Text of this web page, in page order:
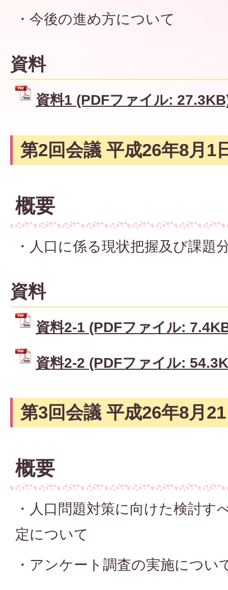
・今後の進め方について
資料
資料1 (PDFファイル:
第2回会議 平成26年8月1
概要
・人口に係る現状把握及び課題
資料
資料2-1 (PDFファイル:
資料2-2 (PDFファイル:
第3回会議 平成26年8月
概要
・人口問題対策に向けた検討す
定について
・アンケート調査の実施につい